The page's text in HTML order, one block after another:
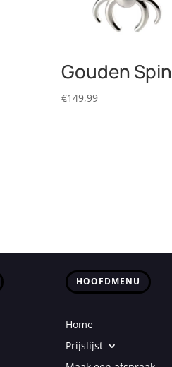
Gouden Spin
€149,99
HOOFDMENU
Home
Prijslijst